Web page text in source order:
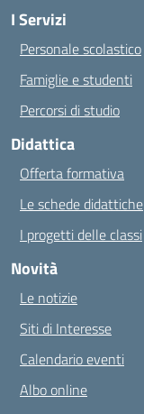
I Servizi
Personale scolastico
Famiglie e studenti
Percorsi di studio
Didattica
Offerta formativa
Le schede didattiche
I progetti delle classi
Novità
Le notizie
Siti di Interesse
Calendario eventi
Albo online